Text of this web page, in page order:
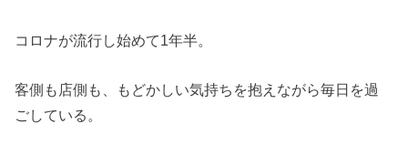
コロナが流行し始めて1年半。
客側も店側も、もどかしい気持ちを抱えながら毎日を過
ごしている。